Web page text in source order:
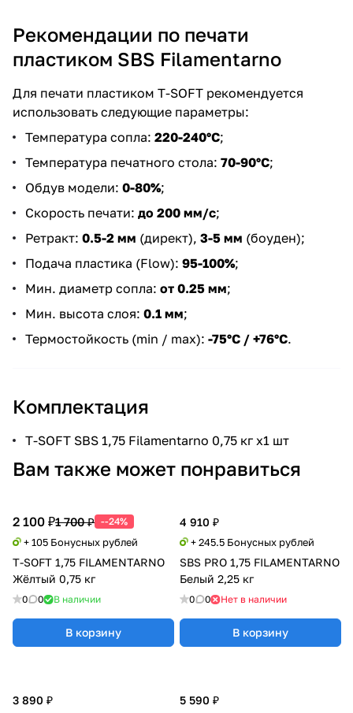
Рекомендации по печати
пластиком SBS Filamentarno
Для печати пластиком T-SOFT рекомендуется
использовать следующие параметры:
Температура сопла: 220-240°С;
Температура печатного стола: 70-90°С;
Обдув модели: 0-80%;
Скорость печати: до 200 мм/с;
Ретракт: 0.5-2 мм (директ), 3-5 мм (боуден);
Подача пластика (Flow): 95-100%;
Мин. диаметр сопла: от 0.25 мм;
Мин. высота слоя: 0.1 мм;
Термостойкость (min / max): -75°С / +76°С.
Комплектация
T-SOFT SBS 1,75 Filamentarno 0,75 кг x1 шт
Вам также может понравиться
2 100 ₽1 700 ₽ --24%
+ 105 Бонусных рублей
T-SOFT 1,75 FILAMENTARNO
Жёлтый 0,75 кг
0 0 В наличии
В корзину
4 910 ₽
+ 245.5 Бонусных рублей
SBS PRO 1,75 FILAMENTARNO
Белый 2,25 кг
0 0 Нет в наличии
В корзину
5 590 ₽
3 890 ₽